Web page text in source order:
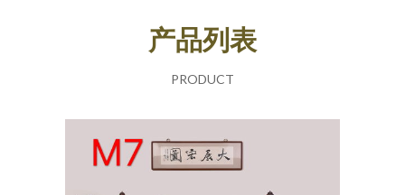
产品列表
PRODUCT